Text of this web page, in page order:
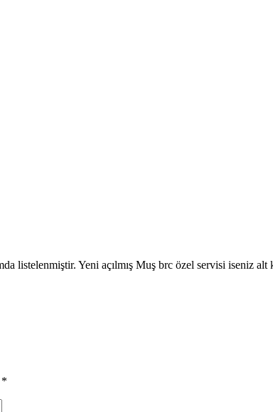
listelenmiştir. Yeni açılmış Muş brc özel servisi iseniz
*